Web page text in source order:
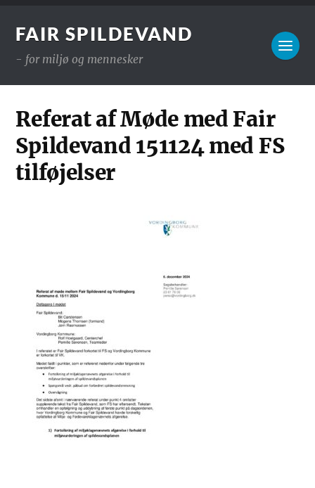
FAIR SPILDEVAND
- for miljø og mennesker
Referat af Møde med Fair
Spildevand 151124 med FS
tilføjelser